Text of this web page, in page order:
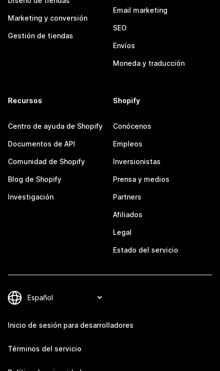
Marketing y conversión
Gestión de tiendas
Email marketing
SEO
Envíos
Moneda y traducción
Recursos
Centro de ayuda de Shopify
Documentos de API
Comunidad de Shopify
Blog de Shopify
Investigación
Shopify
Conócenos
Empleos
Inversionistas
Prensa y medios
Partners
Afiliados
Legal
Estado del servicio
Inicio de sesión para desarrolladores
Términos del servicio